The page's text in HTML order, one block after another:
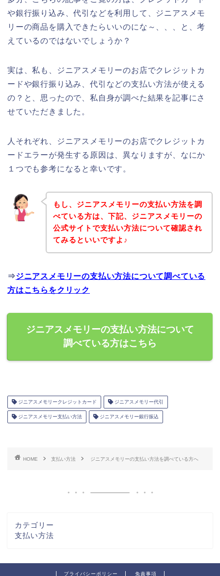
や銀行振り込み、代引などを利用して、ジニアスメモ
リーの商品を購入できたらいいのにな～、、、と、考
えているのではないでしょうか？
実は、私も、ジニアスメモリーのお店でクレジットカ
ードや銀行振り込み、代引などの支払い方法が使える
の？と、思ったので、私自身が調べた結果を記事にさ
せていただきました。
人それぞれ、ジニアスメモリーのお店でクレジットカ
ードエラーが発生する原因は、異なりますが、なにか
１つでも参考になると幸いです。
もし、ジニアスメモリーの支払い方法を調
べている方は、下記、ジニアスメモリーの
公式サイトで支払い方法について確認され
てみるといいですよ♪
⇒ジニアスメモリーの支払い方法について調べている
方はこちらをクリック
ジニアスメモリーの支払い方法について
調べている方はこちら
ジニアスメモリークレジットカード ジニアスメモリー代引
ジニアスメモリー支払い方法 ジニアスメモリー銀行振込
HOME 支払い方法 ジニアスメモリーの支払い方法を調べている方へ
カテゴリー
支払い方法
プライバシーポリシー 免責事項